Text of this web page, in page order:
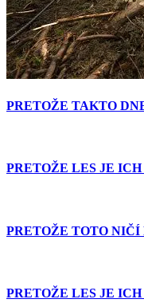
PRETOŽE TAKTO
PRETOŽE LES JE
PRETOŽE TOTO NIČÍ
PRETOŽE LES JE